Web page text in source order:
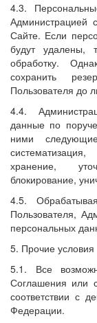
4.3.
Администрацией
Сайте. Если
будут удалены,
обработку.
сохранить
Пользователя до
4.4.
данные по
ними
хранение,
блокирование,
4.5.
Пользователя,
персональных
5. Прочие условия
5.1. Все
Соглашения или
соответствии с
Федерации.